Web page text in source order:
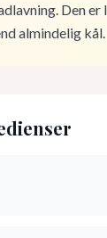
Den er
almindelig kål.